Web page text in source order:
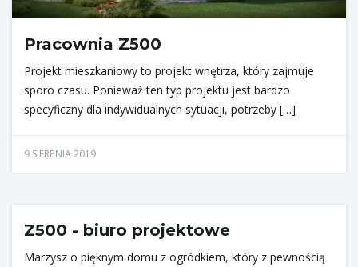
Pracownia Z500
Projekt mieszkaniowy to projekt wnętrza, który zajmuje
sporo czasu. Ponieważ ten typ projektu jest bardzo
specyficzny dla indywidualnych sytuacji, potrzeby […]
9 SIERPNIA 2019
Z500 - biuro projektowe
Marzysz o pięknym domu z ogródkiem, który z pewnością